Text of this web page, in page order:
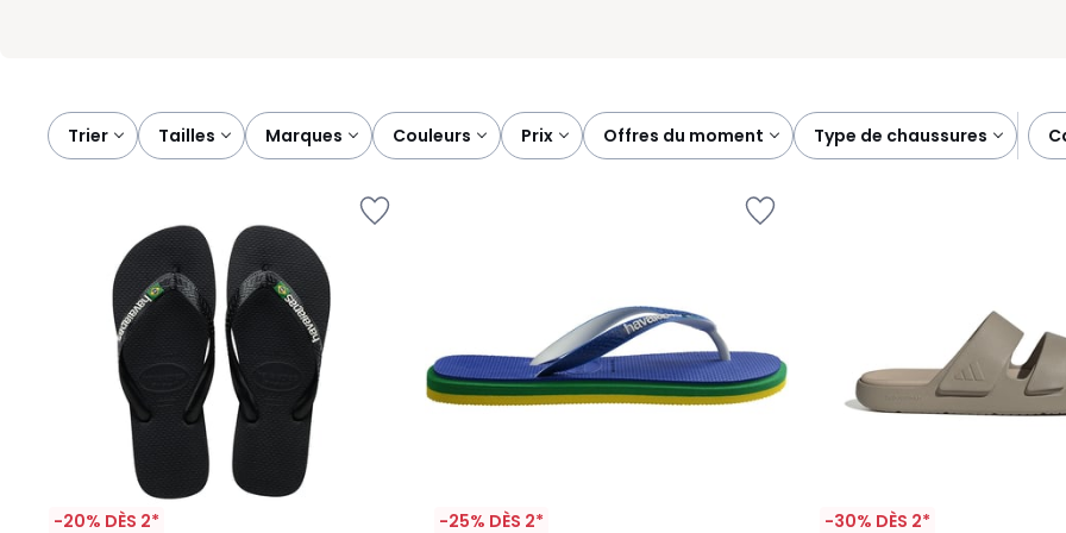
Trier
tailles marques couleurs prix offres du moment type de chaussures
-20% DÈS 2* -25% DÈS 2* -30% DÈS 2*